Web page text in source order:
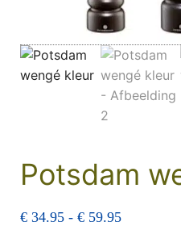
Potsdam
€ 34.95 - € 59.95